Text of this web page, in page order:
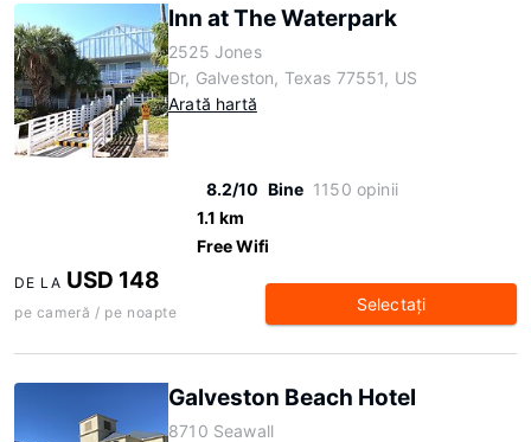
Inn at The Waterpark
2525 Jones
Dr, Galveston, Texas 77551, US
Arată hartă
8.2/10 Bine 1150 opinii
1.1 km
Free Wifi
DE LA USD 148
pe cameră / pe noapte Selectaţi
Galveston Beach Hotel
8710 Seawall